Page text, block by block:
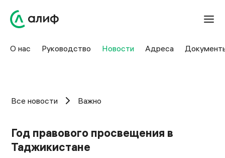
О нас Руководство Новости Адреса
Все новости Важно
Год правового просвещения в
Таджикистане